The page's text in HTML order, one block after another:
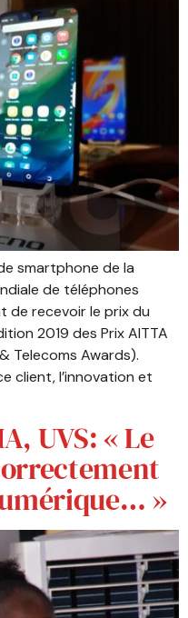
smartphone de la
de téléphones
de recevoir le prix du
2019 des Prix AITTA
Telecoms Awards).
client, l’innovation et
UVS: « Le
»